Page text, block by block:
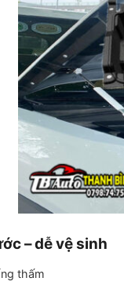
– dễ vệ sinh
thấm